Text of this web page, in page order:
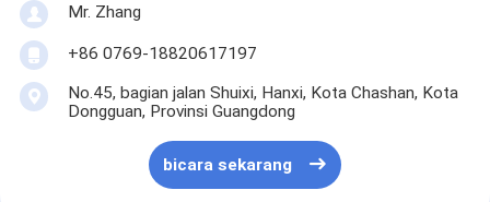
Mr. Zhang
+86 0769-18820617197
No.45, bagian jalan Shuixi, Hanxi, Kota Chashan, Kota
Dongguan, Provinsi Guangdong
bicara sekarang